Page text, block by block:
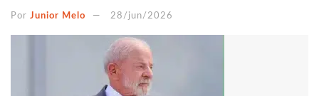
Por Junior Melo 28/jun/2026